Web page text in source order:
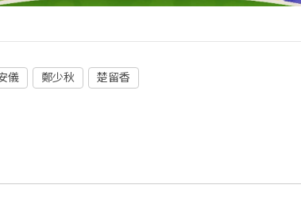
儀 鄭少秋 楚留香